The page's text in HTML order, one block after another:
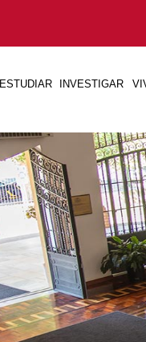
ESTUDIAR INVESTIGAR